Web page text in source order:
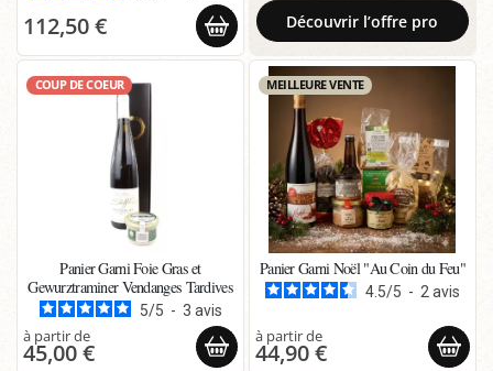
112,50 €
COUP DE COEUR
Panier Garni Foie Gras et
Gewurztraminer Vendanges Tardives
5/5 - 3 avis
45,00 €
MEILLEURE VENTE
Panier Garni Noël "Au Coin du Feu"
4.5/5 - 2 avis
44,90 €
Découvrir l’offre pro